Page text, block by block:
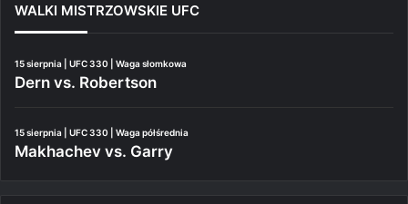
WALKI MISTRZOWSKIE UFC
15 sierpnia | UFC 330 | Waga słomkowa
Dern vs. Robertson
15 sierpnia | UFC 330 | Waga półśrednia
Makhachev vs. Garry